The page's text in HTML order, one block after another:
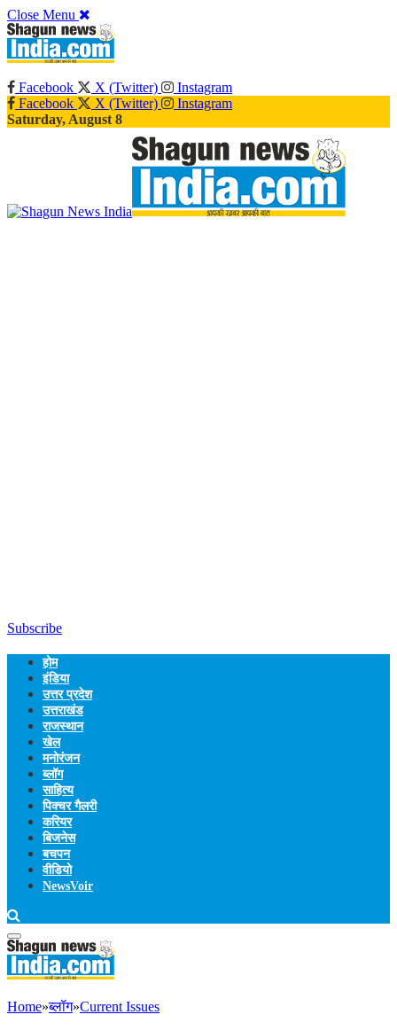
Close Menu
Facebook X (Twitter)
Instagram
Facebook
X (Twitter)
Instagram
Saturday, August 8
Subscribe
होम
इंडिया
उत्तर प्रदेश
उत्तराखंड
राजस्थान
खेल
मनोरंजन
ब्लॉग
साहित्य
पिक्चर गैलरी
करियर
बिजनेस
बचपन
वीडियो
NewsVoir
Home»ब्लॉग»Current Issues